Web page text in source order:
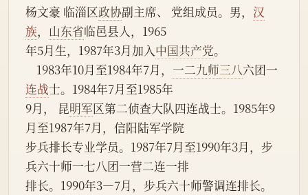
杨文豪 临淄区政协副主席、 党组成员。男， 汉
族， 山东省临邑县人，1965
年5月生，1987年3月加入中国共产党。
    1983年10月至1984年7月，
一二九师三八六团一
连战士。1984年7月至1985年
9月， 昆明军区第二侦查大队四连战士。1985年9
月至1987年7月，信阳陆军学院
步兵排长专业学员。1987年7月至1990年3月，步
兵六十师一七八团一营二连一排
排长。1990年3—7月，步兵六十师警调连排长。